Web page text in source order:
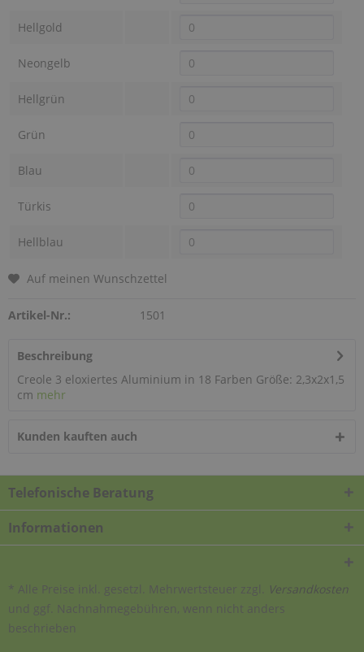
Hellgold
Neongelb
Hellgrün
Grün
Blau
Türkis
Hellblau
Auf meinen Wunschzettel
Artikel-Nr.: 1501
Beschreibung
Creole 3 eloxiertes Aluminium in 18 Farben Größe: 2,3x2x1,5
cm mehr
Kunden kauften auch
Telefonische Beratung
Informationen
* Alle Preise inkl. gesetzl. Mehrwertsteuer zzgl.
Versandkosten
und ggf. Nachnahmegebühren, wenn nicht anders
beschrieben